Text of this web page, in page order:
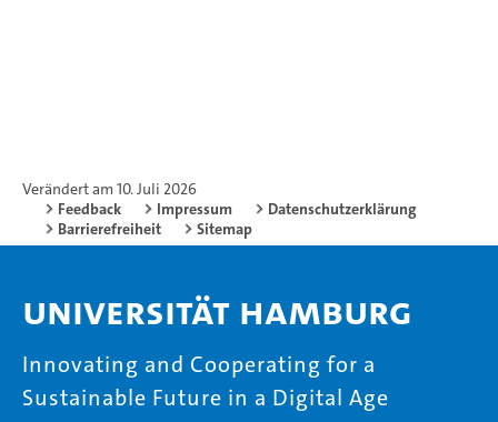
Verändert am 10. Juli 2026
Feedback
Impressum
Datenschutzerklärung
Barrierefreiheit
Sitemap
Universität Hamburg
Innovating and Cooperating for a
Sustainable Future in a Digital Age